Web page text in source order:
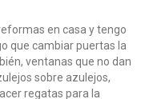
en casa y tengo
que cambiar puertas la
ventanas que no dan
sobre azulejos,
regatas para la